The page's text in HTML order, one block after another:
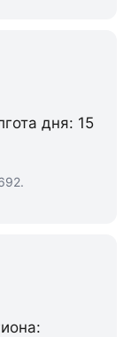
дня: 15